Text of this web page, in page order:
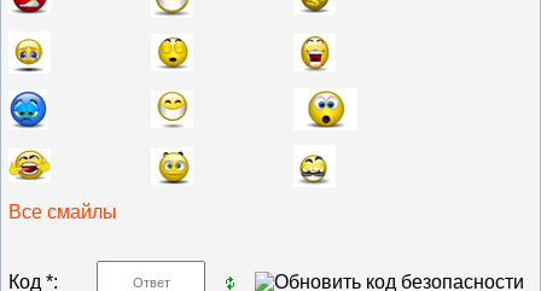
Все смайлы
Код *: